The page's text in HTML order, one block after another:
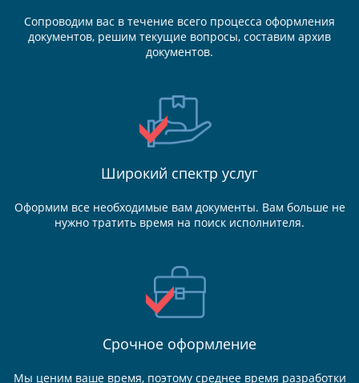
Сопроводим вас в течение всего процесса оформления
документов, решим текущие вопросы, составим архив
документов.
Широкий спектр услуг
Оформим все необходимые вам документы. Вам больше не
нужно тратить время на поиск исполнителя.
Срочное оформление
Мы ценим ваше время, поэтому среднее время разработки